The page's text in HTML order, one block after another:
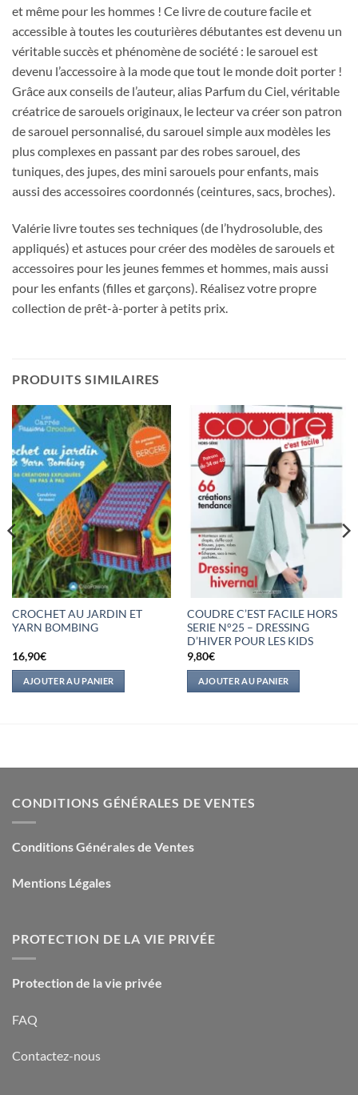
et même pour les hommes ! Ce livre de couture facile et
accessible à toutes les couturières débutantes est devenu un
véritable succès et phénomène de société : le sarouel est
devenu l’accessoire à la mode que tout le monde doit porter !
Grâce aux conseils de l’auteur, alias Parfum du Ciel, véritable
créatrice de sarouels originaux, le lecteur va créer son patron
de sarouel personnalisé, du sarouel simple aux modèles les
plus complexes en passant par des robes sarouel, des
tuniques, des jupes, des mini sarouels pour enfants, mais
aussi des accessoires coordonnés (ceintures, sacs, broches).
Valérie livre toutes ses techniques (de l’hydrosoluble, des
appliqués) et astuces pour créer des modèles de sarouels et
accessoires pour les jeunes femmes et hommes, mais aussi
pour les enfants (filles et garçons). Réalisez votre propre
collection de prêt-à-porter à petits prix.
PRODUITS SIMILAIRES
CROCHET AU JARDIN ET
YARN BOMBING
16,90€
AJOUTER AU PANIER
COUDRE C’EST FACILE HORS
SERIE N°25 – DRESSING
D’HIVER POUR LES KIDS
9,80€
AJOUTER AU PANIER
CONDITIONS GÉNÉRALES DE VENTES
Conditions Générales de Ventes
Mentions Légales
PROTECTION DE LA VIE PRIVÉE
Protection de la vie privée
FAQ
Contactez-nous